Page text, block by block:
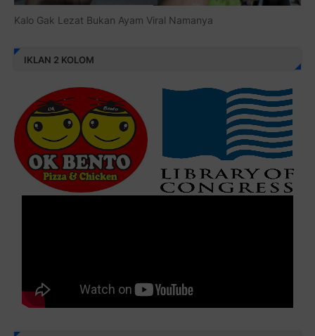
Kalo Gak Lezat Bukan Ayam Viral Namanya
IKLAN 2 KOLOM